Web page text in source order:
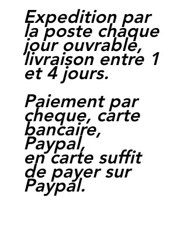
Expedition par
la poste chaque
jour ouvrable,
livraison entre 1
et 4 jours.
Paiement par
cheque, carte
bancaire,
Paypal,
en carte suffit
de payer sur
Paypal.